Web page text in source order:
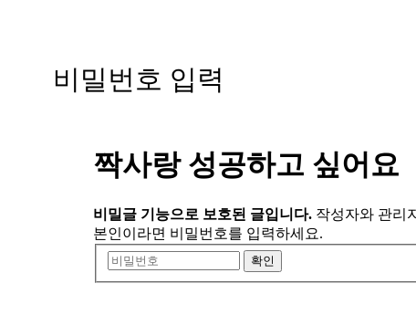
비 밀 번 호 입 력
짝사랑 성공하고 싶어요
비밀글 기능으로 보호된 글입니다. 작성자와 관리
본인이라면 비밀번호를 입력하세요.